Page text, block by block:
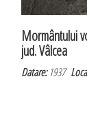
Mormântului
jud. Vâlcea
Datare:1937